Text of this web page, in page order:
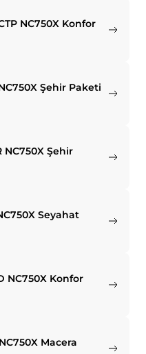
NC750X Konfor
Şehir Paketi
NC750X Şehir
Seyahat
NC750X Konfor
Macera